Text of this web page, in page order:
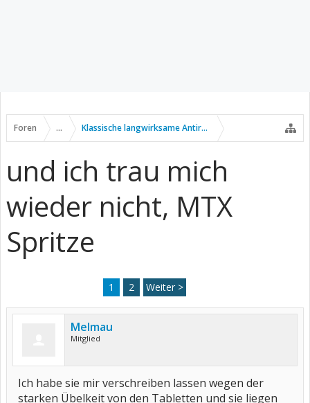
Foren ... Klassische langwirksame Antirheumatika
und ich trau mich
wieder nicht, MTX
Spritze
1 2 Weiter >
Melmau
Mitglied
Ich habe sie mir verschreiben lassen wegen der
starken Übelkeit von den Tabletten und sie liegen